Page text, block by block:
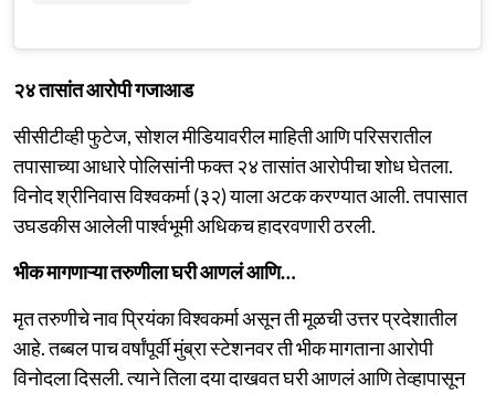
२४ तासांत आरोपी गजाआड
सीसीटीव्ही फुटेज, सोशल मीडियावरील माहिती आणि परिसरातील
तपासाच्या आधारे पोलिसांनी फक्त २४ तासांत आरोपीचा शोध घेतला.
विनोद श्रीनिवास विश्वकर्मा (३२) याला अटक करण्यात आली. तपासात
उघडकीस आलेली पार्श्वभूमी अधिकच हादरवणारी ठरली.
भीक मागणाऱ्या तरुणीला घरी आणलं आणि…
मृत तरुणीचे नाव प्रियंका विश्वकर्मा असून ती मूळची उत्तर प्रदेशातील
आहे. तब्बल पाच वर्षांपूर्वी मुंब्रा स्टेशनवर ती भीक मागताना आरोपी
विनोदला दिसली. त्याने तिला दया दाखवत घरी आणलं आणि तेव्हापासून